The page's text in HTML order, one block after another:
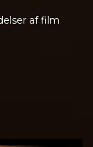
af film